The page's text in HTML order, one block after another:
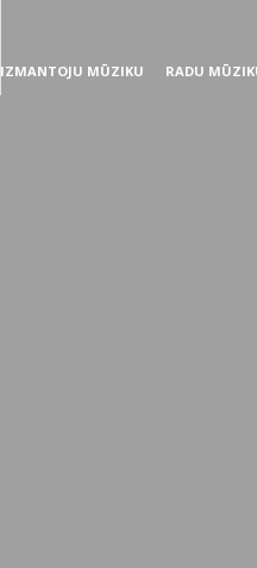
IZMANTOJU MŪZIKU RADU